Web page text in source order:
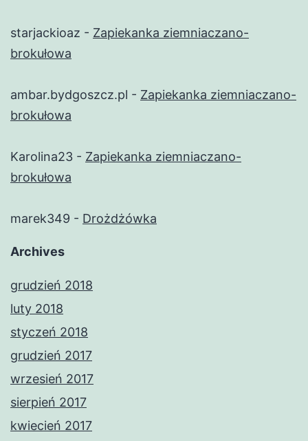
starjackioaz - Zapiekanka ziemniaczano-
brokułowa
ambar.bydgoszcz.pl - Zapiekanka ziemniaczano-
brokułowa
Karolina23 - Zapiekanka ziemniaczano-
brokułowa
marek349 - Drożdżówka
Archives
grudzień 2018
luty 2018
styczeń 2018
grudzień 2017
wrzesień 2017
sierpień 2017
kwiecień 2017